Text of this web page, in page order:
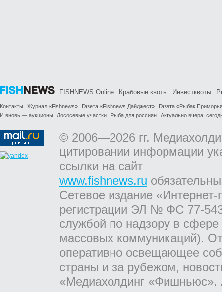
FISHNEWS Online Крабовые квоты Инвестквоты
Контакты Журнал «Fishnews» Газета «Fishnews Дайджест»
Газета «Рыбак
И вновь — аукционы
Лососевые участки Рыба для россиян Актуально вчера,
© 2006—2026 гг.
цитировании информации
ссылки на сайт
www.fishnews.ru
Сетевое издание
регистрации ЭЛ № ФС 77-
службой по надзору в
массовых коммуникаций).
оперативно освещающее
страны и за рубежом,
«Медиахолдинг «Фишньюс».